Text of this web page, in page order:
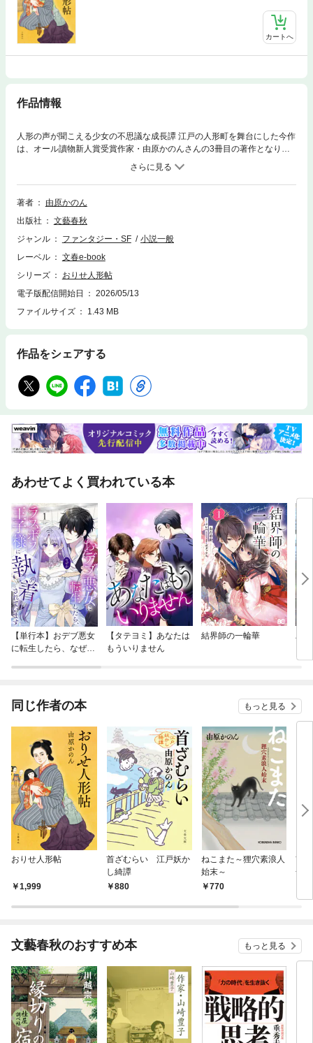
カートへ
作品情報
人形の声が聞こえる少女の不思議な成長譚 江戸の人形町を舞台にした今作
は、オール讀物新人賞受賞作家・由原かのんさんの3冊目の著作となりま
す。 魂が宿った人形たちの声が聞こえる不思議な力があるおりせ。人形師
の父・貝助と弟・清太郎、継母のおすまと暮らしています。 おりせは小さ
いころから人形の声を聞くことができましたが、周囲からは理解されず、
時に孤独を感じることもありました。 そんなおりせが気持ちを打ち明ける
ちよの魂が宿った人形です。 人形に宿る思いに寄り添いながら、恋や友
情、家族の絆を深めていくおりせの姿が、繊細かつ生き生きと描かれてい
作る職人を目指すのか、決断を迫られます。恋愛は苦手と感じているおり
せが選ぶ将来とは・・・。 繊細な筆致で描かれる人間模様と、時代小説な
らではの風情が楽しめる『おりせ人形帖』。時代小説ファンはもちろん、
ファンタジーや成長譚がお好きな方にもお読みいただきたい一冊です。
著者
由原かのん
出版社
文藝春秋
ジャンル
ファンタジー・SF
小説一般
レーベル
文春e-book
シリーズ
おりせ人形帖
電子版配信開始日
2026/05/13
ファイルサイズ
1.43 MB
作品をシェアする
あわせてよく買われている本
【単行本】おデブ悪女
に転生したら、なぜか
【タテヨミ】あなたは
もういりません
結界師の一輪華
バ
今
同じ作者の本 もっと見る
おりせ人形帖
1,999
首ざむらい 江戸妖か
し綺譚
880
ねこまた～狸穴素浪人
始末～
770
首
奇
文藝春秋のおすすめ本 もっと見る